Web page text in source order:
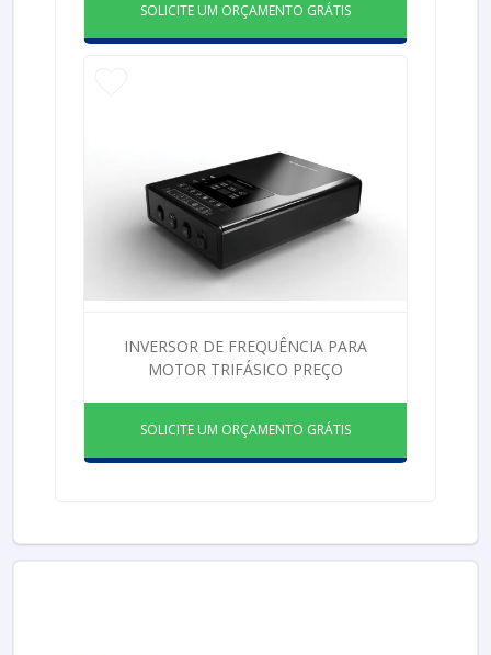
SOLICITE UM ORÇAMENTO GRÁTIS
INVERSOR DE FREQUÊNCIA PARA
MOTOR TRIFÁSICO PREÇO
SOLICITE UM ORÇAMENTO GRÁTIS